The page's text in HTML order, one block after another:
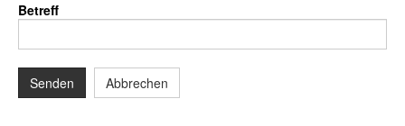
Betreff
Senden Abbrechen